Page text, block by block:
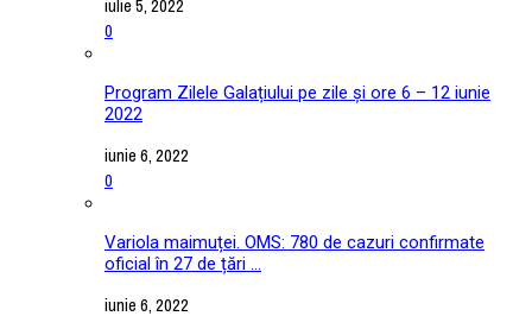
0
Program Zilele Galațiului pe zile și ore 6 – 12 iunie
2022
iunie 6, 2022
0
Variola maimuței. OMS: 780 de cazuri confirmate
oficial în 27 de țări ...
iunie 6, 2022